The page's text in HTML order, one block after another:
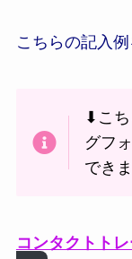
こちらの記入例
⬇こ
グフ
でき
コンタクトト